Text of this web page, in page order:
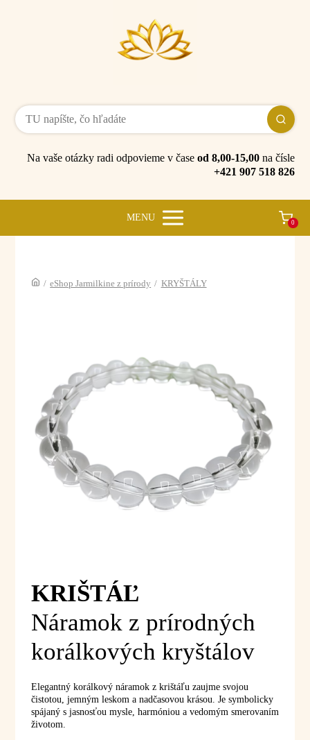
Na vaše otázky radi odpovieme v čase od 8,00-15,00na čísle
+421 907 518 826
MENU 0
/ eShop Jarmilkine z prírody / KRYŠTÁLY
KRIŠTÁĽ
Náramok z prírodných
korálkových kryštálov
Elegantný korálkový náramok z krištáľu zaujme svojou
čistotou, jemným leskom a nadčasovou krásou. Je symbolicky
spájaný s jasnosťou mysle, harmóniou a vedomým smerovaním
životom.